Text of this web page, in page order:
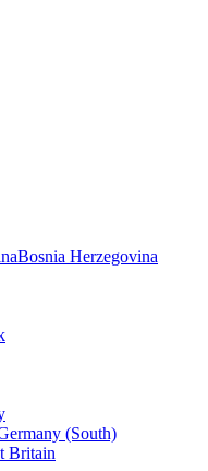
Bosnia Herzegovina
(South)
Britain